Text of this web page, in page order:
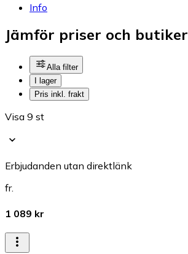
Info
Jämför priser och butiker
Alla filter
I lager
Pris inkl. frakt
Visa 9 st
Erbjudanden utan direktlänk
fr.
1 089 kr